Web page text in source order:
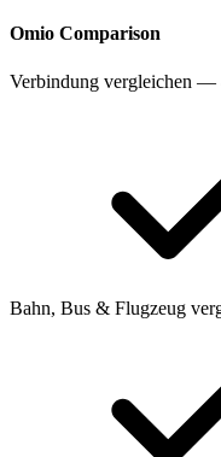
Omio Comparison
Verbindung vergleichen —
Bahn, Bus & Flugzeug